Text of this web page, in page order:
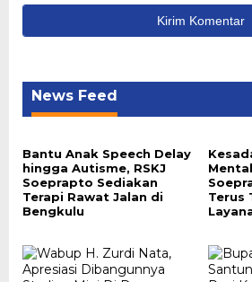
News Feed
Bantu Anak Speech Delay
hingga Autisme, RSKJ
Soeprapto Sediakan
Terapi Rawat Jalan di
Bengkulu
Terus